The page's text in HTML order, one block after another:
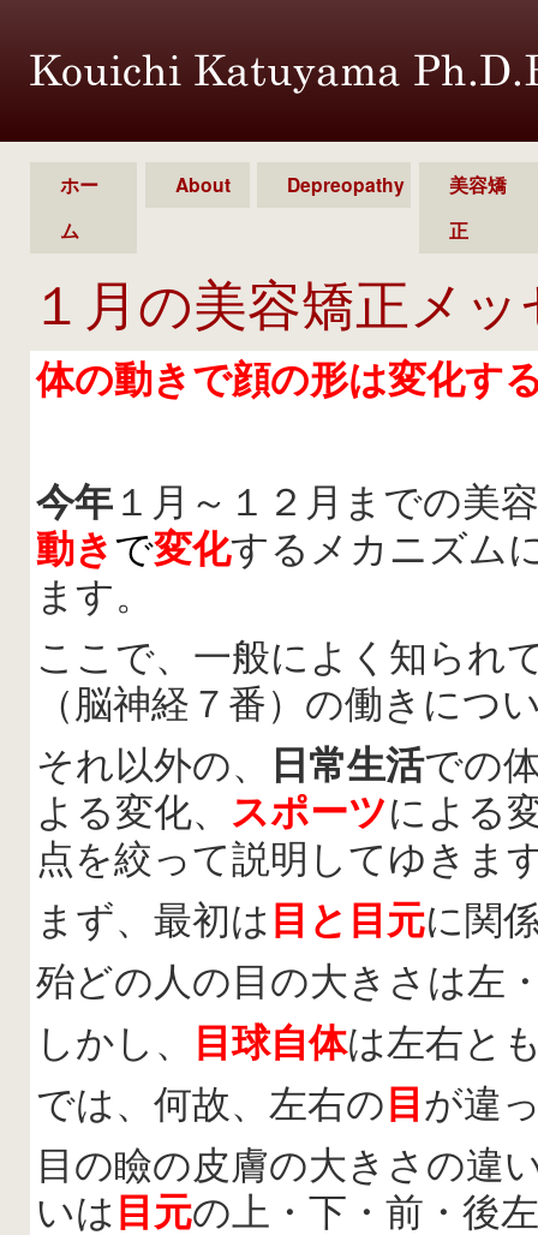
ホー
ム
About Depreopathy
美容矯
正
１月の美容矯正メ
体の動きで顔の形は変化す
今年 １月～１２月までの美
動きで変化するメカニズム
ます。
ここで、一般によく知られ
（脳神経７番）の働きにつ
それ以外の、
日常生活での
よる変化、 スポーツによる
点を絞って説明してゆきま
まず、最初は 目と目元に関
殆どの人の目の大きさは左
しかし、
目球自体は左右と
では、何故、左右の 目 が違
目の瞼の皮膚の大きさの違
いは 目元の上・下・前・後